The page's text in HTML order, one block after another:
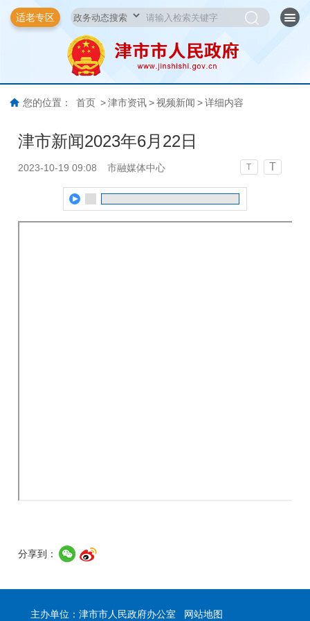
适老专区
您的位置： 首页 > 津市资讯 > 视频新闻 > 详细内容
津市新闻2023年6月22日
2023-10-19 09:08 市融媒体中心 T T
分享到：
主办单位：津市市人民政府办公室 网站地图